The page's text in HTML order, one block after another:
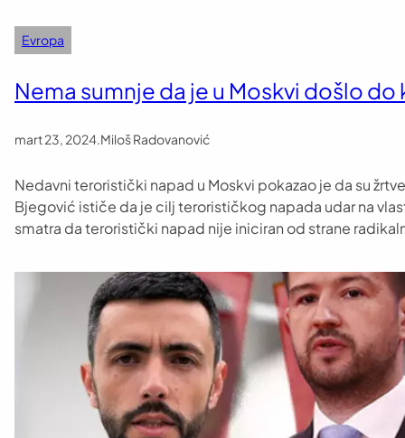
Evropa
Nema sumnje da je u Moskvi došlo
mart 23, 2024.Miloš Radovanović
Nedavni teroristički napad u Moskvi pokazao je da su
Bjegović ističe da je cilj terorističkog napada udar na
smatra da teroristički napad nije iniciran od strane